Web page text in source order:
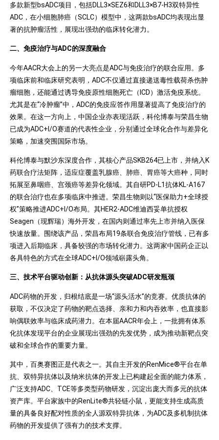
多款新型bsADC项目，包括DLL3×SEZ6和DLL3×B7-H3双特异性
ADC，在小细胞肺癌（SCLC）模型中，这两款bsADC均表现出显
著的抗肿瘤活性，展现出强劲的临床转化潜力。
二、免疫治疗与ADC的深度融合
今年AACR大会上的另一大亮点是ADC与免疫治疗的联合应用。多
项临床前和临床研究表明，ADC不仅通过直接递送毒性载荷杀伤肿
瘤细胞，还能通过诱导免疫原性细胞死亡（ICD）激活免疫系统。
尤其是在“冷肿瘤”中，ADC的免疫应答作用显著提高了免疫治疗的
效果。在这一方向上，中国企业亦表现活跃，科伦博泰与荣昌生物
已成为ADC+I/O赛道的代表性企业，分别通过全球化合作与差异化
策略，加速突围国际市场。
科伦博泰与默沙东深度合作，其核心产品SKB264已上市，并纳入K
药联合疗法矩阵，适应症覆盖乳腺癌、肺癌、胃癌等大癌种，同时
拓展至鼻咽癌、宫颈癌等差异化领域。其自研PD-L1抗体KL-A167
的联合治疗也在多项临床中推进。荣昌生物则以“医保助力+全球授
权”策略推进ADC+I/O布局。其HER2-ADC维迪西妥单抗授权
Seagen（现辉瑞）海外开发，在国内则通过率先上市并纳入医保
快速放量。围绕该产品，荣昌布局19条联合免疫治疗管线，已有多
项进入后期临床，具备较强的市场转化潜力。这两家中国药企正以
各具特色的方式在全球ADC+I/O领域崭露头角。
三、技术平台驱动创新：从抗体源头突破ADC研发瓶颈
ADC药物的开发，归根结底是一场“源头活水”的竞赛。优质抗体的
获取，不仅决定了药物的靶点选择、亲和力和内吞效率，也直接影
响偶联效率与临床成药潜力。在本届AACR年会上，一批拥有体系
化抗体发现平台的企业展现出强劲的先发优势，成为推动新靶点突
破和全球合作的重要力量。
其中，百奥赛图正是代表之一。其自主开发的RenMice®平台在单
抗、双特异抗体以及纳米抗体的开发上已构建起全面的能力体系，
广泛支持ADC、TCE等多类型药物研发，沉淀出庞大而多元的抗体
资产库。平台家族中的RenLite®共轻链小鼠，更能支持生成高质
量的具备良好配对性质的全人源双特异抗体，为ADC及多机制抗体
药物的开发提供了强有力的技术支撑。